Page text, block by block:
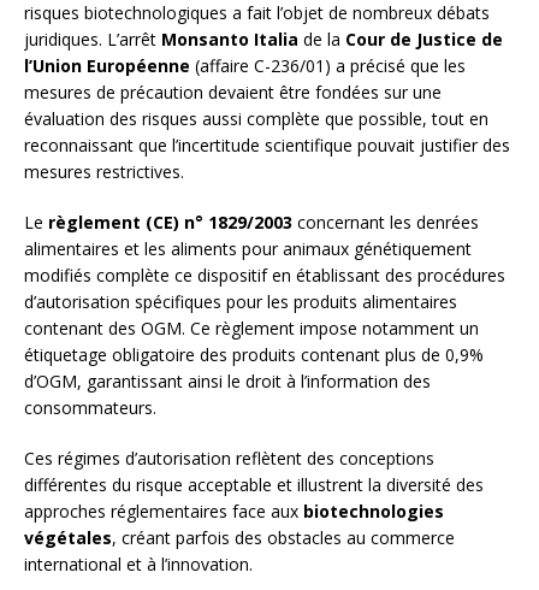
risques biotechnologiques a fait l’objet de nombreux débats
juridiques. L’arrêt Monsanto Italia de la Cour de Justice de
l’Union Européenne (affaire C-236/01) a précisé que les
mesures de précaution devaient être fondées sur une
évaluation des risques aussi complète que possible, tout en
reconnaissant que l’incertitude scientifique pouvait justifier des
mesures restrictives.
Le règlement (CE) n° 1829/2003 concernant les denrées
alimentaires et les aliments pour animaux génétiquement
modifiés complète ce dispositif en établissant des procédures
d’autorisation spécifiques pour les produits alimentaires
contenant des OGM. Ce règlement impose notamment un
étiquetage obligatoire des produits contenant plus de 0,9%
d’OGM, garantissant ainsi le droit à l’information des
consommateurs.
Ces régimes d’autorisation reflètent des conceptions
différentes du risque acceptable et illustrent la diversité des
approches réglementaires face aux biotechnologies
végétales, créant parfois des obstacles au commerce
international et à l’innovation.